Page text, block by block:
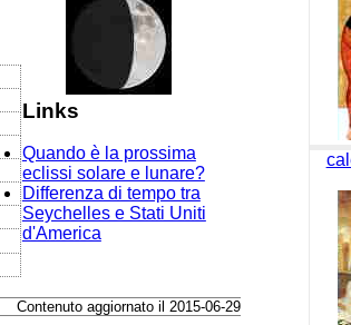
Links
Quando è la prossima
eclissi solare e lunare?
Differenza di tempo tra
Seychelles e Stati Uniti
d'America
Contenuto aggiornato il 2015-06-29